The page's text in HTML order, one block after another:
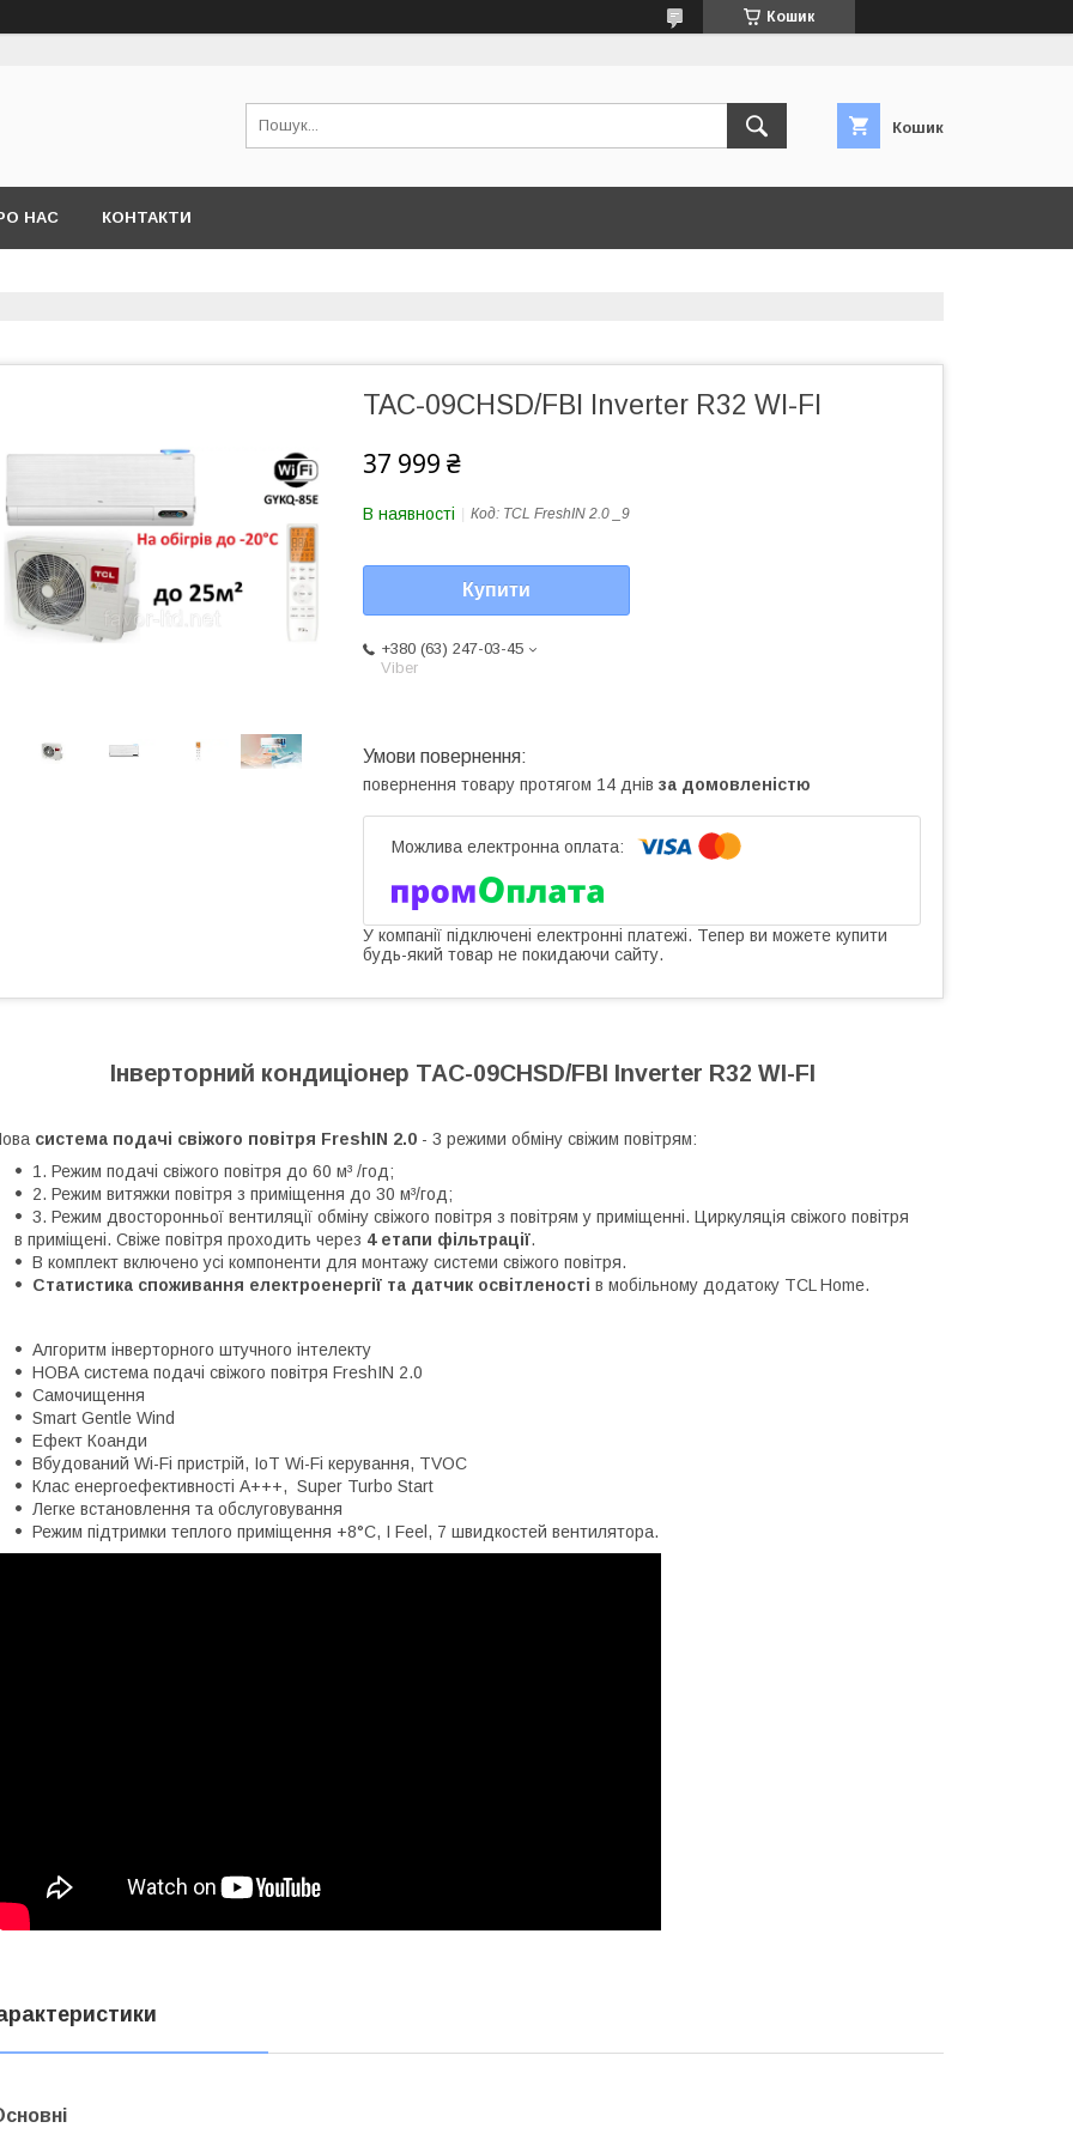
Кошик
Кошик
НАС КОНТАКТИ
TAC-09CHSD/FBI Inverter R32 WI-FI
37 999 ₴
В наявності Код: TCL FreshIN 2.0 _9
Купити
+380 (63) 247-03-45
Viber
повернення товару протягом 14 днів за домовленістю
У компанії підключені електронні платежі. Тепер ви можете купити
будь-який товар не покидаючи сайту.
Інверторний кондиціонер TAC-09CHSD/FBI Inverter R32 WI-FI
система подачі свіжого повітря FreshIN 2.0 - 3 режими обміну свіжим повітрям:
1. Режим подачі свіжого повітря до 60 м³ /год;
2. Режим витяжки повітря з приміщення до 30 м³/год;
3. Режим двосторонньої вентиляції обміну свіжого повітря з повітрям у приміщенні. Циркуляція свіжого повітря
в приміщені. Свіже повітря проходить через 4 етапи фільтрації.
В комплект включено усі компоненти для монтажу системи свіжого повітря.
Статистика споживання електроенергії та датчик освітленості в мобільному додатоку TCL Home.
Алгоритм інверторного штучного інтелекту
НОВА система подачі свіжого повітря FreshIN 2.0
Самочищення
Smart Gentle Wind
Ефект Коанди
Вбудований Wi-Fi пристрій, IoT Wi-Fi керування, TVOC
Клас енергоефективності А+++, Super Turbo Start
Легке встановлення та обслуговування
Режим підтримки теплого приміщення +8°C, I Feel, 7 швидкостей вентилятора.